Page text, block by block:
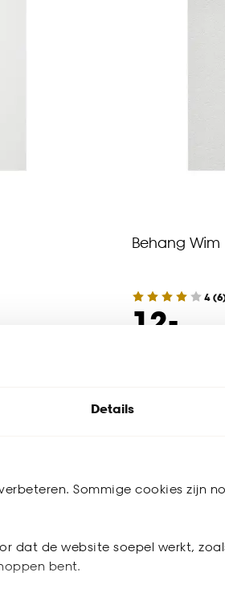
Details
Sommige cookies zijn
dat de website soepel werkt,
bent.
Behang Wim
4(6
12.
-